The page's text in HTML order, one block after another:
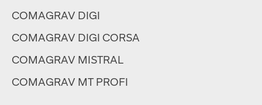
COMAGRAV DIGI
COMAGRAV DIGI CORSA
COMAGRAV MISTRAL
COMAGRAV MT PROFI